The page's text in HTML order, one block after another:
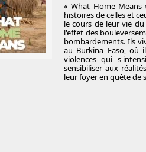
« What Home Means
histoires de celles et
le cours de leur vie
l'effet des
bombardements. Ils
au Burkina Faso,
violences qui
sensibiliser aux
leur foyer en quête de